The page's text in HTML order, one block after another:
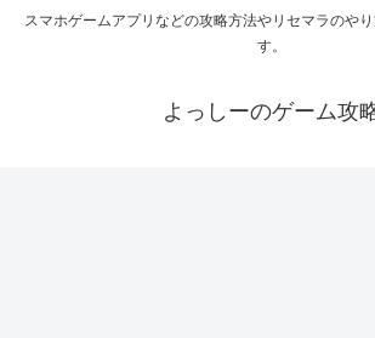
スマホゲームアプリなどの攻略方法やリセマラのや
す。
よっしーのゲーム攻